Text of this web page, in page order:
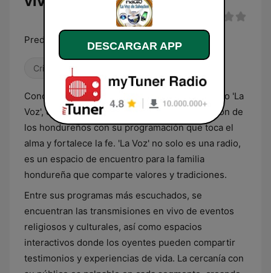
Predicando el Evangelio completo
Cristiana
Conocida cariñosamente por su audiencia como 'La
Voz', esta emisora se ha arraigado en el corazón de
los hondureños con su programación que toca el
alma y fortalece la fe. 'La Voz' no solo es una radio,
es un espacio de encuentro para la familia
hondureña que comparte valores y tradiciones.
Entre sus programas más escuchados, se
encuentran las transmisiones en vivo de eventos
religiosos y culturales, así como espacios
interactivos donde los oyentes pueden compartir
testimonios y experiencias de vida. La cercanía con
DESCARGAR APP